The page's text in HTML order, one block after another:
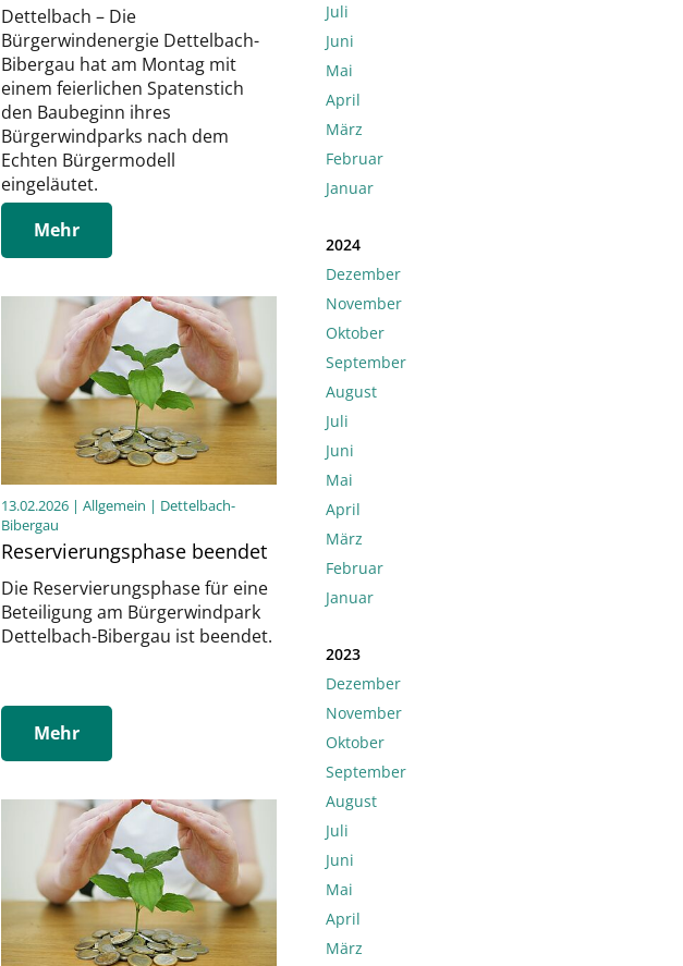
Dettelbach – Die
Bürgerwindenergie Dettelbach-
Bibergau hat am Montag mit
einem feierlichen Spatenstich
den Baubeginn ihres
Bürgerwindparks nach dem
Echten Bürgermodell
eingeläutet.
Mehr
13.02.2026 | Allgemein | Dettelbach-
Bibergau
Reservierungsphase beendet
Die Reservierungsphase für eine
Beteiligung am Bürgerwindpark
Dettelbach-Bibergau ist beendet.
Mehr
Juli
Juni
Mai
April
März
Februar
Januar
2024
Dezember
November
Oktober
September
August
Juli
Juni
Mai
April
März
Februar
Januar
2023
Dezember
November
Oktober
September
August
Juli
Juni
Mai
April
März